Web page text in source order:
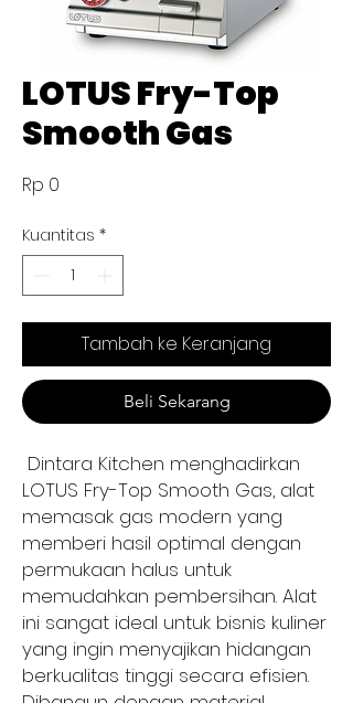
LOTUS Fry-Top
Smooth Gas
Rp 0
Kuantitas *
Tambah ke Keranjang
Beli Sekarang
Dintara Kitchen menghadirkan
LOTUS Fry-Top Smooth Gas, alat
memasak gas modern yang
memberi hasil optimal dengan
permukaan halus untuk
memudahkan pembersihan. Alat
ini sangat ideal untuk bisnis kuliner
yang ingin menyajikan hidangan
berkualitas tinggi secara efisien.